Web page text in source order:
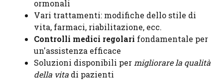
ormonali
Vari trattamenti: modifiche dello stile di
vita, farmaci, riabilitazione, ecc.
Controlli medici regolari fondamentale per
un'assistenza efficace
Soluzioni disponibili per migliorare la qualità
della vita di pazienti